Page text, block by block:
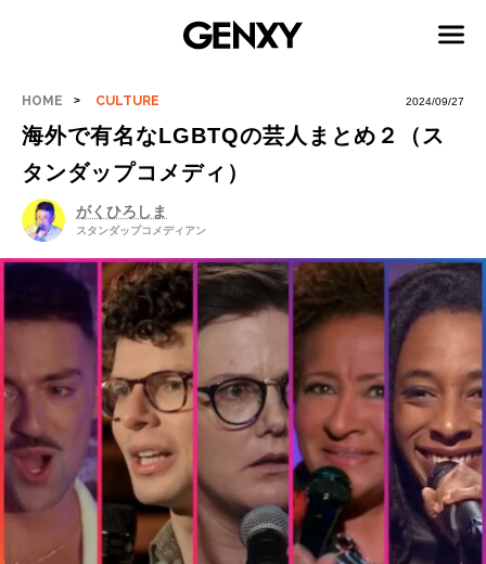
HOME CULTURE 2024/09/27
海外で有名なLGBTQの芸人まとめ２（ス
タンダップコメディ）
がくひろしま
スタンダップコメディアン